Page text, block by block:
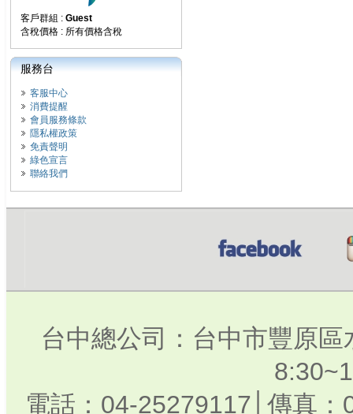
客戶群組 : Guest
含稅價格 : 所有價格含稅
服務台
客服中心
消費提醒
會員服務條款
隱私權政策
免責聲明
綠色宣言
聯絡我們
台中總公司：台中市豐原
電話：04-25279117│傳真